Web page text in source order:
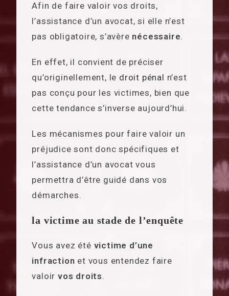
Afin de faire valoir vos droits,
l’assistance d’un avocat, si elle n’est
pas obligatoire, s’avère nécessaire.
En effet, il convient de préciser
qu’originellement, le droit pénal n’est
pas conçu pour les victimes, bien que
cette tendance s’inverse aujourd’hui.
Les mécanismes pour faire valoir un
préjudice sont donc spécifiques et
l’assistance d’un avocat vous
permettra d’être guidé dans vos
démarches.
la victime au stade de l’enquête
Vous avez été victime d’une
infraction et vous entendez faire
valoirvos droits.